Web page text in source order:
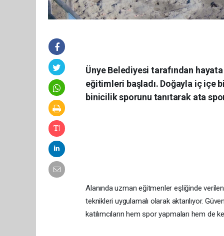
Ünye Belediyesi tarafından
eğitimleri başladı. Doğayla iç içe
binicilik sporunu tanıtarak ata
Alanında uzman eğitmenler eşliğinde
teknikleri uygulamalı olarak aktarılıyor.
katılımcıların hem spor yapmaları hem de